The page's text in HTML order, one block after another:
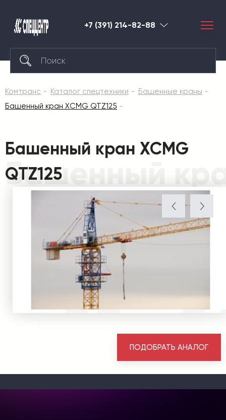
+7 (391) 214-82-88 Красноярск
Комтранс Каталог спецтехники
Башенные краны
Башенный кран XCMG QTZ125
Башенный
Башенный кран XCMG
QTZ125
ПОДОБРАТЬ АНАЛОГ